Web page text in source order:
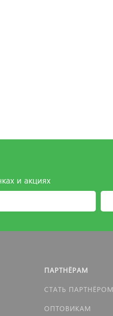
и акциях
ПАРТНЁРАМ
СТАТЬ ПАРТНЁРОМ
ОПТОВИКАМ